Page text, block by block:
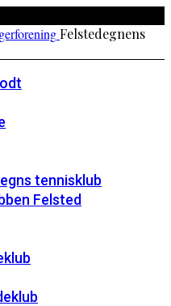
Felstedegnens
tennisklub
Felsted